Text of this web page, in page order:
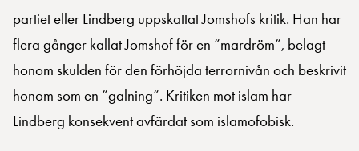
partiet eller Lindberg uppskattat Jomshofs kritik. Han har
flera gånger kallat Jomshof för en ”mardröm”, belagt
honom skulden för den förhöjda terrornivån och beskrivit
honom som en ”galning”. Kritiken mot islam har
Lindberg konsekvent avfärdat som islamofobisk.